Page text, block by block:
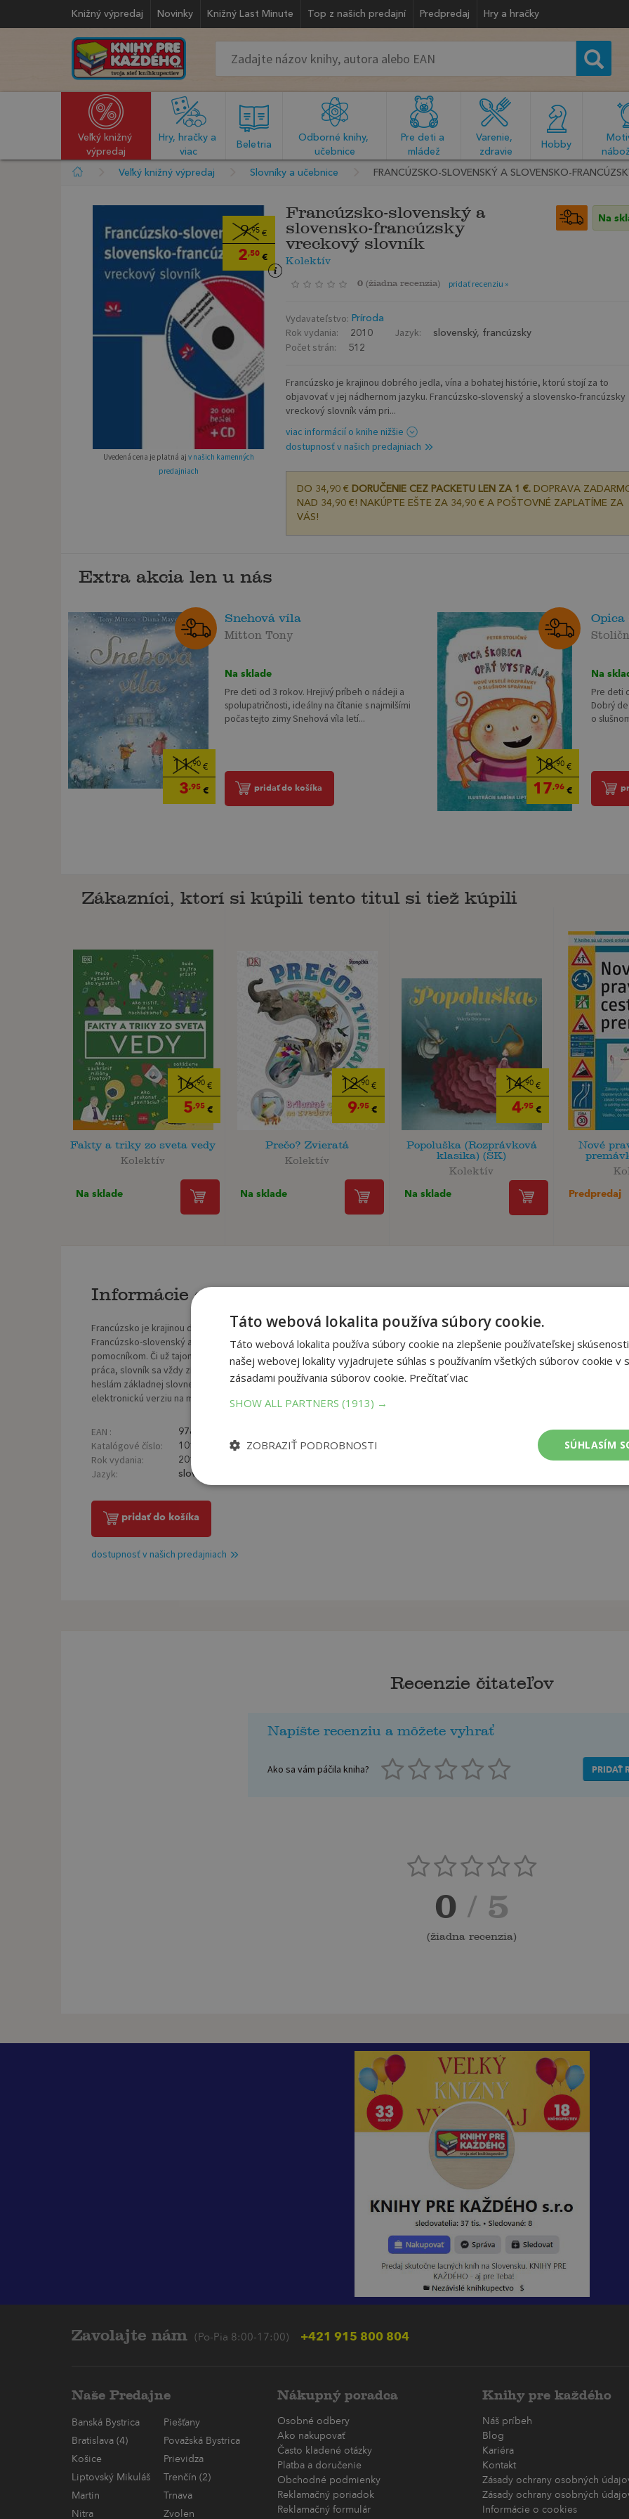
Knižný výpredaj Novinky Knižný Last Minute Top z našich predajní Predpredaj Hry a hračky
Veľký knižný
výpredaj
Hry, hračky a
viac
Beletria
Odborné knihy,
učebnice
Pre deti a
mládež
Varenie,
zdravie
Hobby
Veľký knižný výpredaj Slovníky a učebnice FRANCÚZSKO-SLOVENSKÝ A SLOVENSKO-
9,95 €
2,50 €
Uvedená cena je platná aj v našich kamenných
predajniach
Francúzsko-slovenský a
slovensko-francúzsky
vreckový slovník
Kolektív
Na
0 (žiadna recenzia) pridať recenziu »
Vydavateľstvo: Príroda
Rok vydania: 2010 Jazyk: slovenský, francúzsky
Počet strán: 512
Francúzsko je krajinou dobrého jedla, vína a bohatej histórie, ktorú stojí za to
objavovať v jej nádhernom jazyku. Francúzsko-slovenský a slovensko-francúzsky
vreckový slovník vám pri...
viac informácií o knihe nižšie
dostupnosť v našich predajniach
DO 34,90 € DORUČENIE CEZ PACKETU LEN ZA 1 €.DOPRAVA
NAD 34,90 €! NAKÚPTE EŠTE ZA 34,90 € A POŠTOVNÉ ZAPLATÍME ZA
VÁS!
Extra akcia len u nás
11,90€
3,95€
Snehová víla
Mitton Tony
Na sklade
Pre deti od 3 rokov. Hrejivý príbeh o nádeji a
spolupatričnosti, ideálny na čítanie s najmilšími
počas tejto zimy Snehová víla letí...
pridať do košíka
18,90€
17,96€
Na
Pre deti
Dobrý
o
Zákazníci, ktorí si kúpili tento titul si tiež kúpili
16,90 €
5,95 €
Fakty a triky zo sveta vedy
Kolektív
Na sklade
12,90 €
9,95 €
Prečo? Zvieratá
Kolektív
Na sklade
14,90 €
4,95 €
Popoluška (Rozprávková
klasika) (SK)
Kolektív
Na sklade
Nové
Predpredaj
Informácie o knihe
Francúzsko je krajinou dobrého jedla, vína a bohatej histórie, ktorú stojí za to objavovať v jej nádhernom jazyku.
Francúzsko-slovenský a slovensko-francúzsky vreckový slovník vám pri tomto spoznávaní bude veľmi užitočným
pomocníkom. Či už tajomstvá francúzštiny spoznávate ako študent, turista alebo vás do zeme galského kohúta zaviala
práca, slovník sa vždy zíde. Je určený širokej verejnosti a ponúka moderný, v súčasnosti používaný jazyk. Vďaka 20 000
heslám základnej slovnej zásoby sa v krajine určite nestratíte. Publikácia ponúka praktický knižný slovník a tiež jeho
elektronickú verziu na multimediálnom CD.
EAN : 9788007018488
Katalógové číslo: 1018327
Rok vydania: 2010
Jazyk: slovenský, francúzsky
Väzba:
pridať do košíka
dostupnosť v našich predajniach
Recenzie čitateľov
Napíšte recenziu a môžete vyhrať
Ako sa vám páčila kniha? PRIDAŤ
0 / 5
(žiadna recenzia)
Zavolajte nám (Po-Pia 8:00-17:00) +421 915 800 804
Naše Predajne
Banská Bystrica
Piešťany
Bratislava (4)
Považská Bystrica
Košice
Prievidza
Liptovský Mikuláš
Trenčín (2)
Martin
Trnava
Nitra
Zvolen
Nákupný poradca
Osobné odbery
Ako nakupovať
Často kladené otázky
Platba a doručenie
Obchodné podmienky
Reklamačný poriadok
Reklamačný formulár
Knihy pre každého
Náš príbeh
Blog
Kariéra
Kontakt
Zásady ochrany osobných
Zásady ochrany osobných
Informácie o cookies
Táto webová lokalita používa súbory cookie.
Táto webová lokalita používa súbory cookie na zlepšenie používateľskej
našej webovej lokality vyjadrujete súhlas s používaním všetkých súborov cookie v
zásadami používania súborov cookie. Prečítať viac
SHOW ALL PARTNERS (1913) →
SÚHLASÍM
ZOBRAZIŤ PODROBNOSTI